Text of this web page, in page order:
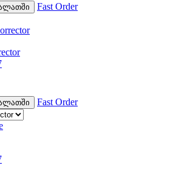
Fast Order
Fast Order